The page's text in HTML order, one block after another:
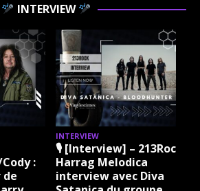
INTERVIEW
:
INTERVIEW
🎙 [Interview] – 213Rock
Harrag Melodica
interview avec Diva